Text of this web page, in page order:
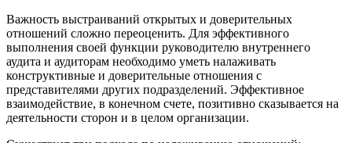
Важность выстраиваний открытых и доверительных
отношений сложно переоценить. Для эффективного
выполнения своей функции руководителю внутреннего
аудита и аудиторам необходимо уметь налаживать
конструктивные и доверительные отношения с
представителями других подразделений. Эффективное
взаимодействие, в конечном счете, позитивно сказывается на
деятельности сторон и в целом организации.